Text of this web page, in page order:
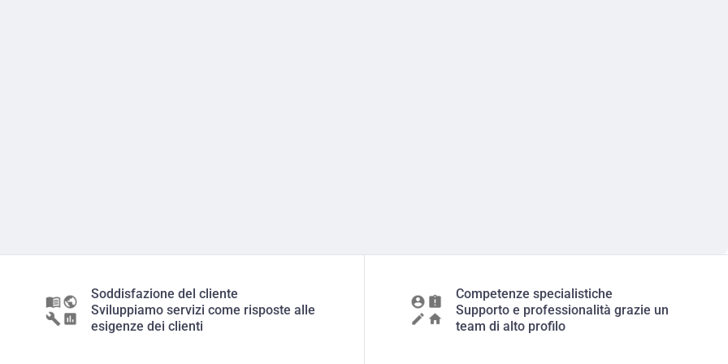
Soddisfazione del cliente
Sviluppiamo servizi come risposte alle
esigenze dei clienti
Competenze specialistiche
Supporto e professionalità grazie un
team di alto profilo